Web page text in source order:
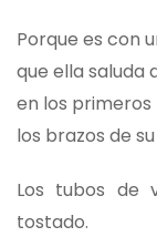
Porque es con
que ella saluda
en los primeros
los brazos de
Los tubos de
tostado.